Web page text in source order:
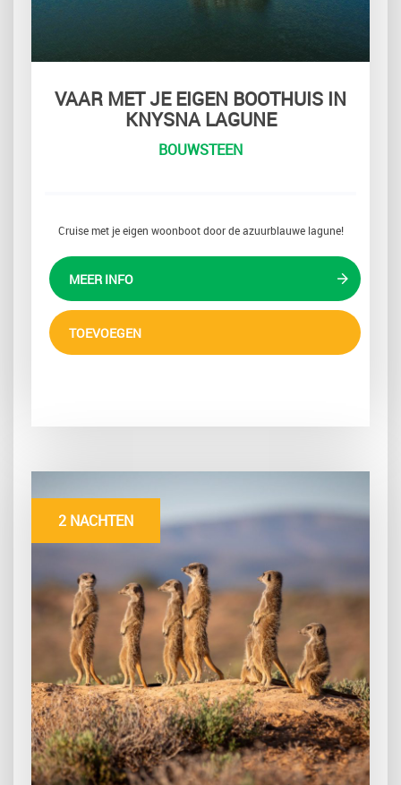
VAAR MET JE EIGEN BOOTHUIS IN
KNYSNA LAGUNE
BOUWSTEEN
Cruise met je eigen woonboot door de azuurblauwe lagune!
MEER INFO
TOEVOEGEN
2 NACHTEN